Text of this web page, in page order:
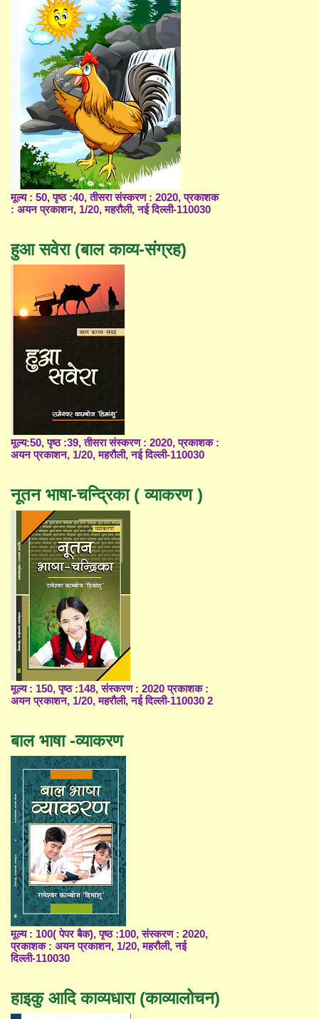
मूल्य : 50, पृष्ठ :40, तीसरा संस्करण : 2020, प्रकाशक
: अयन प्रकाशन, 1/20, महरौली, नई दिल्ली-110030
हुआ सवेरा (बाल काव्य-संग्रह)
मूल्य:50, पृष्ठ :39, तीसरा संस्करण : 2020, प्रकाशक :
अयन प्रकाशन, 1/20, महरौली, नई दिल्ली-110030
नूतन भाषा-चन्द्रिका ( व्याकरण )
मूल्य : 150, पृष्ठ :148, संस्करण : 2020 प्रकाशक :
अयन प्रकाशन, 1/20, महरौली, नई दिल्ली-110030 2
बाल भाषा -व्याकरण
मूल्य : 100( पेपर बैक), पृष्ठ :100, संस्करण : 2020,
प्रकाशक : अयन प्रकाशन, 1/20, महरौली, नई
दिल्ली-110030
हाइकु आदि काव्यधारा (काव्यालोचन)